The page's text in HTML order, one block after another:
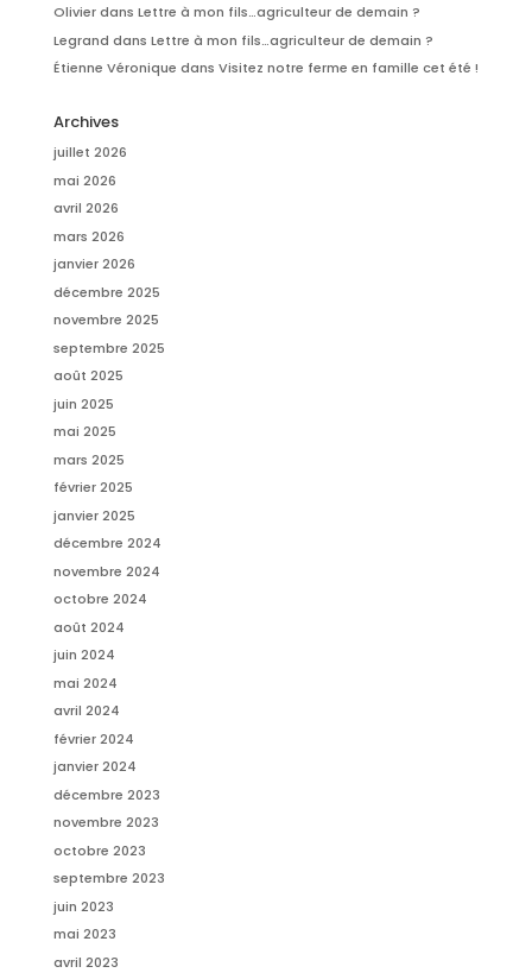
Olivierdans Lettre à mon fils…agriculteur de demain ?
Legrand dans Lettre à mon fils…agriculteur de demain ?
Étienne Véronique dans Visitez notre ferme en famille cet été !
Archives
juillet 2026
mai 2026
avril 2026
mars 2026
janvier 2026
décembre 2025
novembre 2025
septembre 2025
août 2025
juin 2025
mai 2025
mars 2025
février 2025
janvier 2025
décembre 2024
novembre 2024
octobre 2024
août 2024
juin 2024
mai 2024
avril 2024
février 2024
janvier 2024
décembre 2023
novembre 2023
octobre 2023
septembre 2023
juin 2023
mai 2023
avril 2023